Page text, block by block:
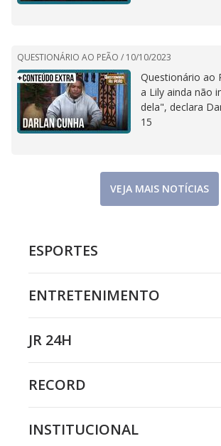
QUESTIONÁRIO AO PEÃO / 10/10/2023
Questionário ao
a Lily ainda não
dela", declara
15
VEJA MAIS NOTÍCIAS
ESPORTES
ENTRETENIMENTO
JR 24H
RECORD
INSTITUCIONAL